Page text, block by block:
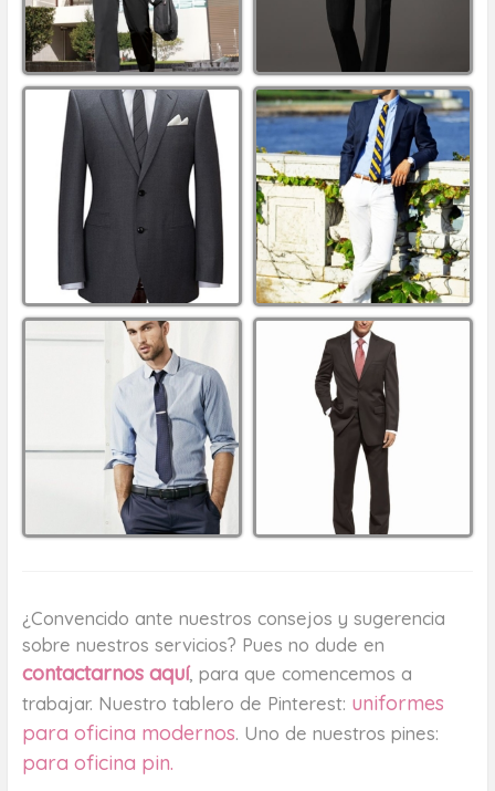
¿Convencido ante nuestros consejos y sugerencia
sobre nuestros servicios? Pues no dude en
contactarnos aquí, para que comencemos a
trabajar. Nuestro tablero de Pinterest: uniformes
para oficina modernos. Uno de nuestros pines:
para oficina pin.